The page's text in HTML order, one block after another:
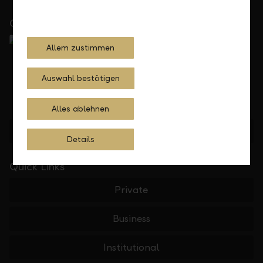
Close to you
Find location
Quick Links
Private
Business
Institutional
Allem zustimmen
Auswahl bestätigen
Alles ablehnen
Details